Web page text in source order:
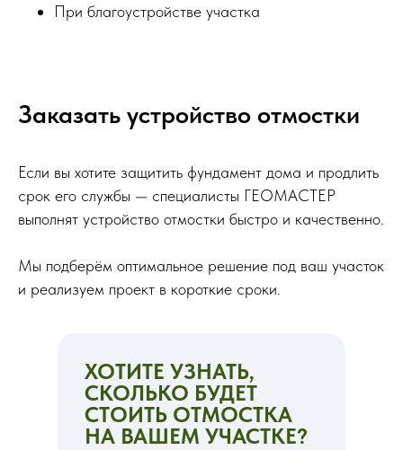
При благоустройстве участка
Заказать устройство отмостки
Если вы хотите защитить фундамент дома и продлить
срок его службы — специалисты ГЕОМАСТЕР
выполнят устройство отмостки быстро и качественно.
Мы подберём оптимальное решение под ваш участок
и реализуем проект в короткие сроки.
ХОТИТЕ УЗНАТЬ,
СКОЛЬКО БУДЕТ
СТОИТЬ ОТМОСТКА
НА ВАШЕМ УЧАСТКЕ?